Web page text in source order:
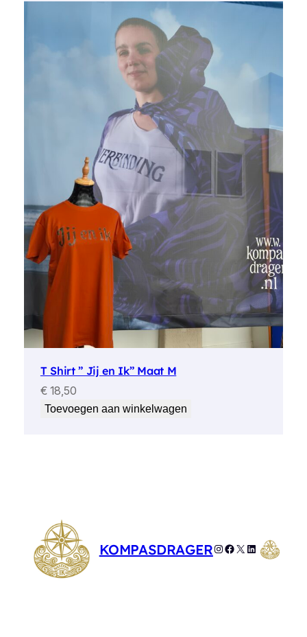
T Shirt ” Jij en Ik” Maat M
€18,50
Toevoegen aan winkelwagen
KOMPASDRAGERInstagram
Facebook
X LinkedIn